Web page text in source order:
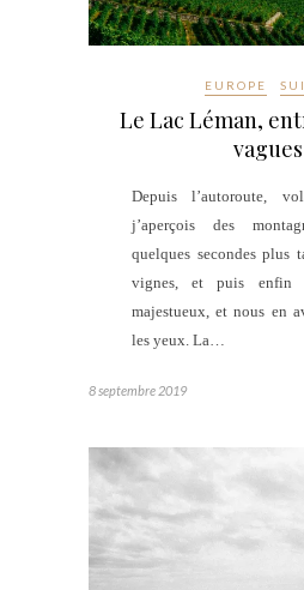
EUROPE
Le Lac Léman,
vagues
Depuis l’autoroute,
j’aperçois des
quelques secondes plus
vignes, et puis enfin
majestueux, et nous en
les yeux. La…
8 septembre 2019